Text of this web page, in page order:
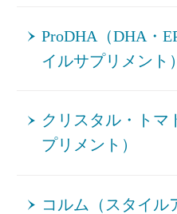
ProDHA（DHA・
イルサプリメント）
クリスタル・トマ
プリメント）
コルム（スタイル